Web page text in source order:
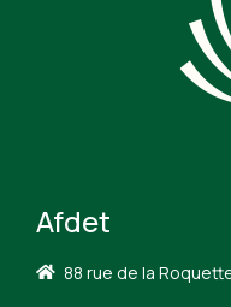
Afdet
88 rue de la